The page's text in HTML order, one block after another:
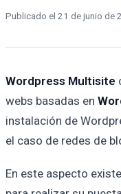
Publicado el 21 de junio de
Wordpress Multisite
webs basadas en
instalación de
el caso de redes de
En este aspecto